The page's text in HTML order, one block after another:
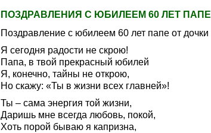
ПОЗДРАВЛЕНИЯ С ЮБИЛЕЕМ 60 ЛЕТ ПАПЕ
Поздравление с юбилеем 60 лет папе от дочки
Я сегодня радости не скрою!
Папа, в твой прекрасный юбилей
Я, конечно, тайны не открою,
Но скажу: «Ты в жизни всех главней»!
Ты – сама энергия той жизни,
Даришь мне всегда любовь, покой,
Хоть порой бываю я капризна,